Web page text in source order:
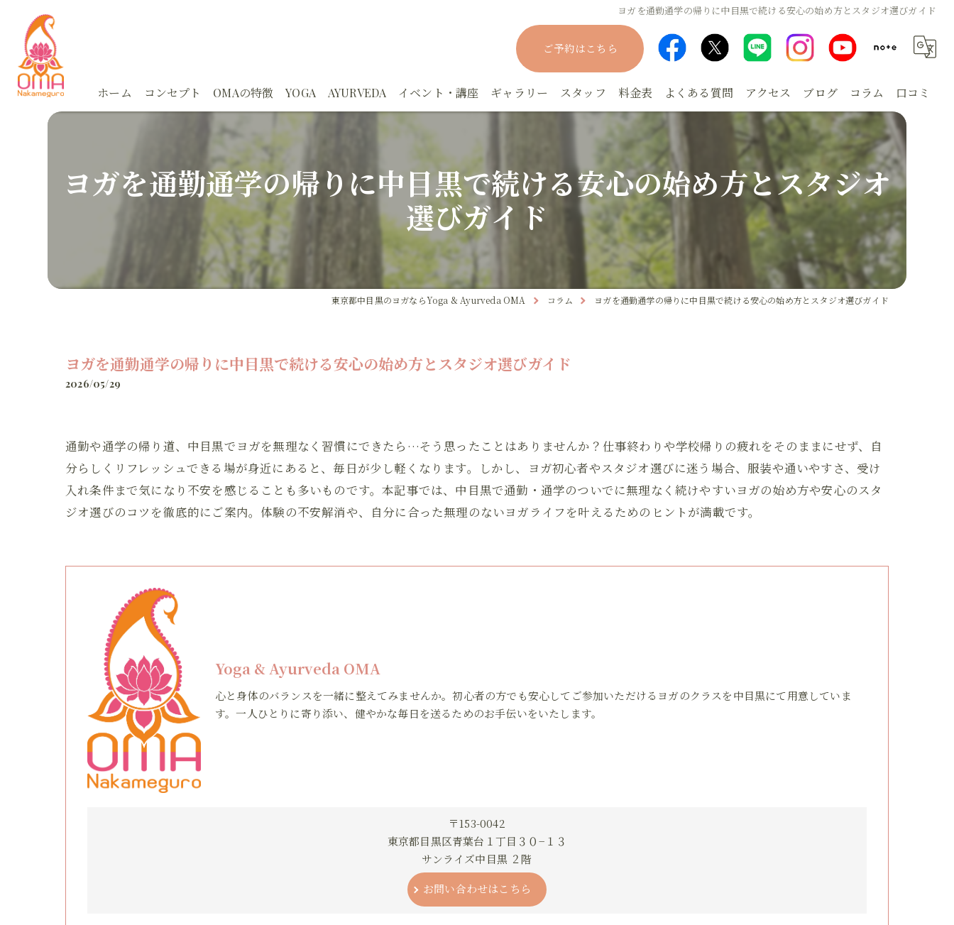
ヨガを通勤通学の帰りに中目黒で続ける安心の始め方とスタジオ選びガイド
ご予約はこちら
ホーム コンセプト OMAの特徴
体験
スタジオ
アーユルヴェーダ
カウンセリング
オンライン
YOGA
AyurYOGAパーソナルクラス
朝活！眠活！オンラインYOGA
AYURVEDA
アーユルヴェーダ実践集中講座ー基礎編
アーユルヴェーダカウンセリング
上馬塲和夫先生の講座
イベント・講座
YOGAファスティング講座
月YOGA
ギャラリー スタッフ 料金表 よくある質問 アクセス ブログ コラム 口コミ
ヨガを通勤通学の帰りに中目黒で続ける安心の始め方とスタジオ
選びガイド
東京都中目黒のヨガならYoga & Ayurveda OMA コラム ヨガを通勤通学の帰りに中目黒で続ける安心の始め方とスタジオ選びガイド
ヨガを通勤通学の帰りに中目黒で続ける安心の始め方とスタジオ選びガイド
2026/05/29
通勤や通学の帰り道、中目黒でヨガを無理なく習慣にできたら…そう思ったことはありませんか？仕事終わりや学校帰りの疲れをそのままにせず、自
分らしくリフレッシュできる場が身近にあると、毎日が少し軽くなります。しかし、ヨガ初心者やスタジオ選びに迷う場合、服装や通いやすさ、受け
入れ条件まで気になり不安を感じることも多いものです。本記事では、中目黒で通勤・通学のついでに無理なく続けやすいヨガの始め方や安心のスタ
ジオ選びのコツを徹底的にご案内。体験の不安解消や、自分に合った無理のないヨガライフを叶えるためのヒントが満載です。
Yoga & Ayurveda OMA
心と身体のバランスを一緒に整えてみませんか。初心者の方でも安心してご参加いただけるヨガのクラスを中目黒にて用意していま
す。一人ひとりに寄り添い、健やかな毎日を送るためのお手伝いをいたします。
〒153-0042
東京都目黒区青葉台１丁目３０−１３
サンライズ中目黒 ２階
お問い合わせはこちら